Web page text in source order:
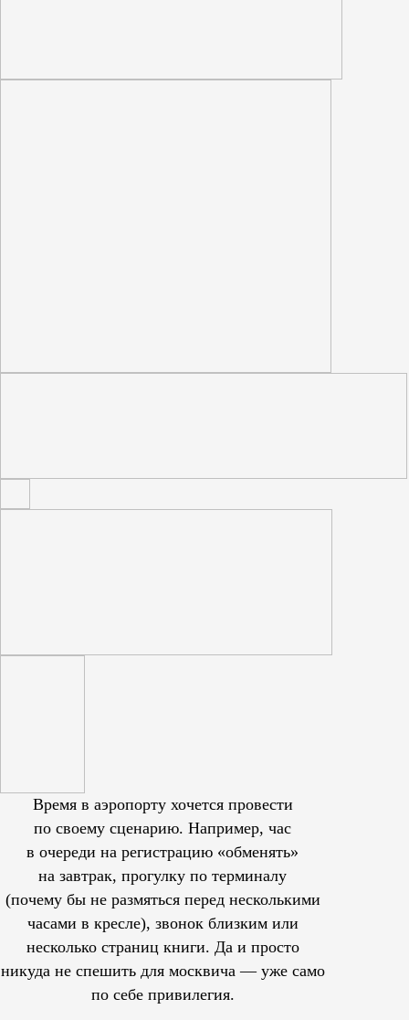
Время в аэропорту хочется провести
по своему сценарию. Например, час
в очереди на регистрацию «обменять»
на завтрак, прогулку по терминалу
(почему бы не размяться перед несколькими
часами в кресле), звонок близким или
несколько страниц книги. Да и просто
никуда не спешить для москвича — уже само
по себе привилегия.